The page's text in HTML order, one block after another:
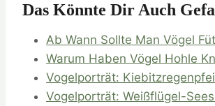
Das Könnte Dir Auch
Ab Wann Sollte Man Vögel
Warum Haben Vögel Hohle
Vogelporträt:
Vogelporträt: Weißflügel-